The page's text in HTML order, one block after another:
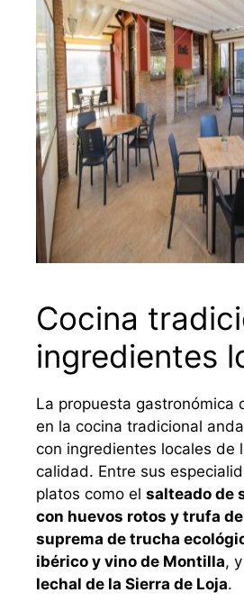
Cocina
ingredientes
La propuesta gastronómica
en la cocina tradicional
con ingredientes locales de
calidad. Entre sus
platos como el salteado de
con huevos rotos y trufa
suprema de trucha
ibérico y vino de Montilla,
lechal de la Sierra de Loja.